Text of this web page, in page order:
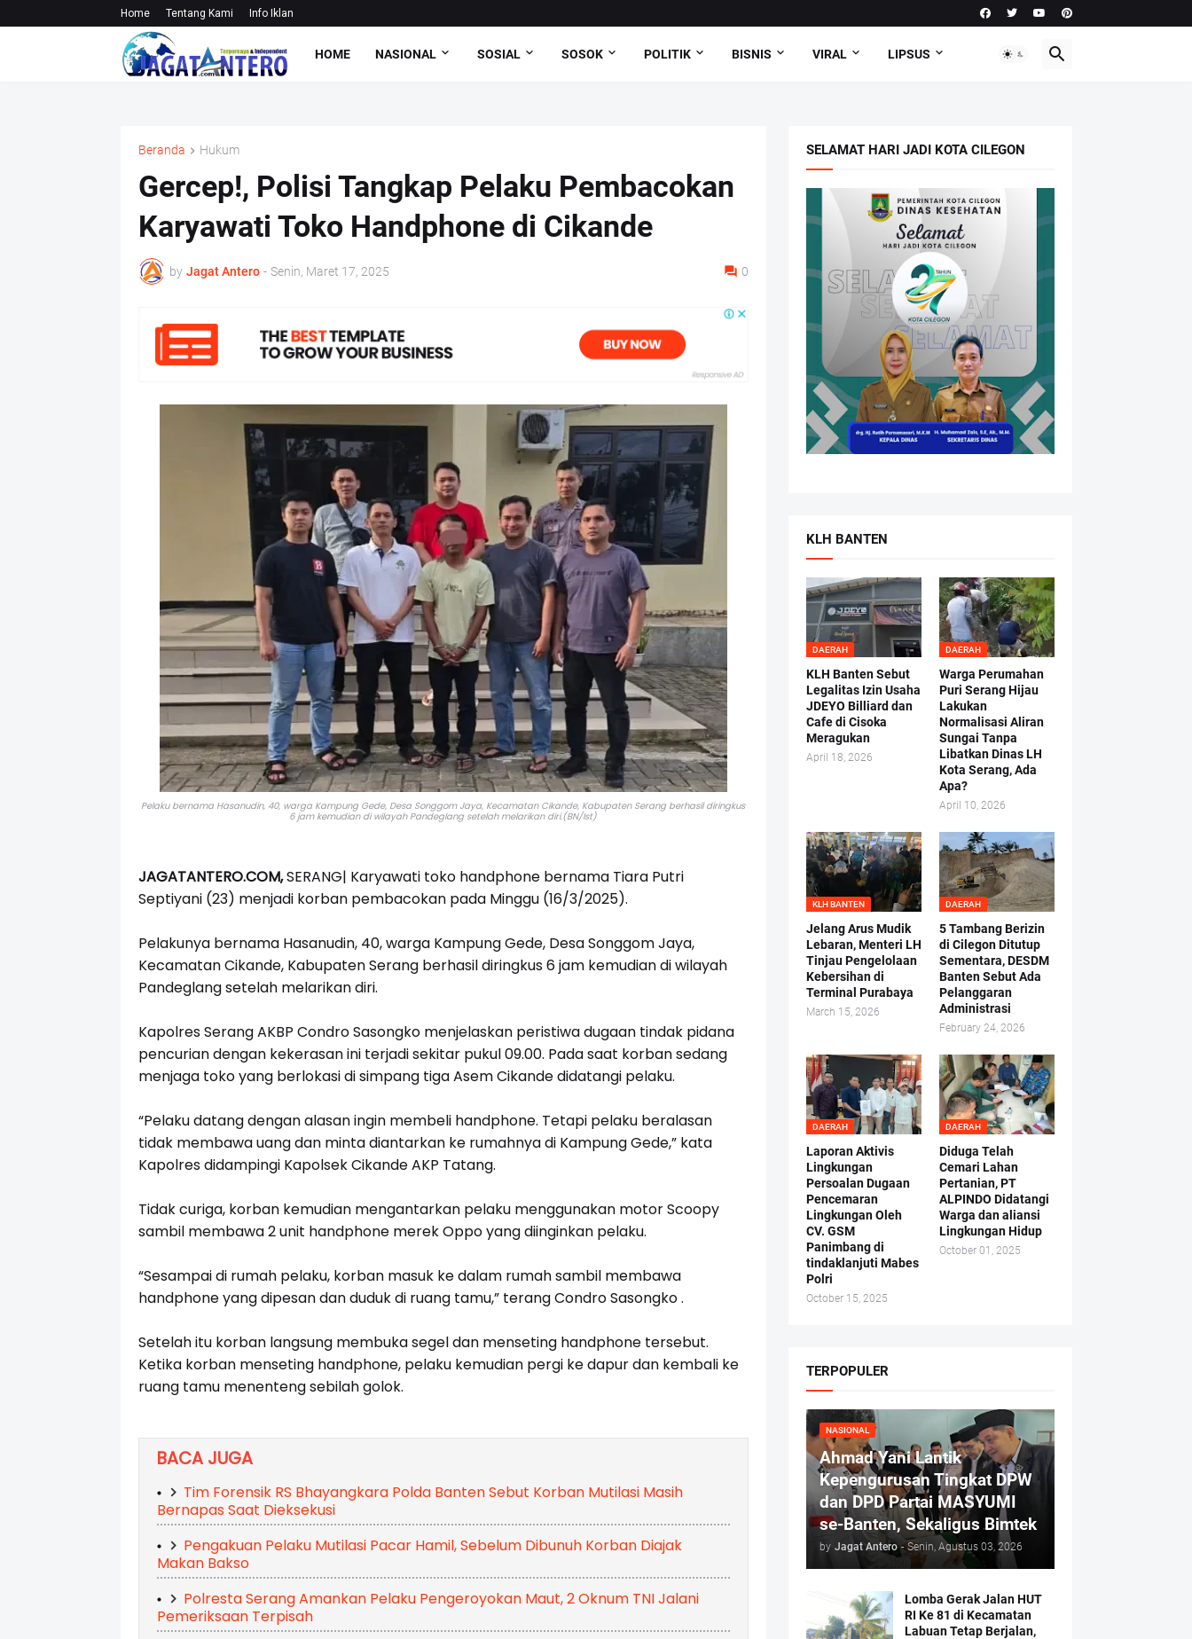
Home Tentang Kami Info Iklan
HOME NASIONAL SOSIAL SOSOK POLITIK BISNIS VIRAL LIPSUS
Beranda Hukum
Gercep!, Polisi Tangkap Pelaku Pembacokan
Karyawati Toko Handphone di Cikande
by Jagat Antero - Senin, Maret 17, 2025 0
Pelaku bernama Hasanudin, 40, warga Kampung Gede, Desa Songgom Jaya, Kecamatan Cikande, Kabupaten Serang berhasil diringkus
6 jam kemudian di wilayah Pandeglang setelah melarikan diri.(BN/Ist)
JAGATANTERO.COM,SERANG| Karyawati toko handphone bernama Tiara Putri
Septiyani (23) menjadi korban pembacokan pada Minggu (16/3/2025).
Pelakunya bernama Hasanudin, 40, warga Kampung Gede, Desa Songgom Jaya,
Kecamatan Cikande, Kabupaten Serang berhasil diringkus 6 jam kemudian di wilayah
Pandeglang setelah melarikan diri.
Kapolres Serang AKBP Condro Sasongko menjelaskan peristiwa dugaan tindak pidana
pencurian dengan kekerasan ini terjadi sekitar pukul 09.00. Pada saat korban sedang
menjaga toko yang berlokasi di simpang tiga Asem Cikande didatangi pelaku.
“Pelaku datang dengan alasan ingin membeli handphone. Tetapi pelaku beralasan
tidak membawa uang dan minta diantarkan ke rumahnya di Kampung Gede,” kata
Kapolres didampingi Kapolsek Cikande AKP Tatang.
Tidak curiga, korban kemudian mengantarkan pelaku menggunakan motor Scoopy
sambil membawa 2 unit handphone merek Oppo yang diinginkan pelaku.
“Sesampai di rumah pelaku, korban masuk ke dalam rumah sambil membawa
handphone yang dipesan dan duduk di ruang tamu,” terang Condro Sasongko .
Setelah itu korban langsung membuka segel dan menseting handphone tersebut.
Ketika korban menseting handphone, pelaku kemudian pergi ke dapur dan kembali ke
ruang tamu menenteng sebilah golok.
BACA JUGA
Tim Forensik RS Bhayangkara Polda Banten Sebut Korban Mutilasi Masih
Bernapas Saat Dieksekusi
Pengakuan Pelaku Mutilasi Pacar Hamil, Sebelum Dibunuh Korban Diajak
Makan Bakso
Polresta Serang Amankan Pelaku Pengeroyokan Maut, 2 Oknum TNI Jalani
Pemeriksaan Terpisah
SELAMAT HARI JADI KOTA CILEGON
KLH BANTEN
DAERAH
KLH Banten Sebut
Legalitas Izin Usaha
JDEYO Billiard dan
Cafe di Cisoka
Meragukan
April 18, 2026
DAERAH
Warga Perumahan
Puri Serang Hijau
Lakukan
Normalisasi Aliran
Sungai Tanpa
Libatkan Dinas LH
Kota Serang, Ada
Apa?
April 10, 2026
KLH BANTEN
Jelang Arus Mudik
Lebaran, Menteri LH
Tinjau Pengelolaan
Kebersihan di
Terminal Purabaya
March 15, 2026
DAERAH
5 Tambang Berizin
di Cilegon Ditutup
Sementara, DESDM
Banten Sebut Ada
Pelanggaran
Administrasi
February 24, 2026
DAERAH
Laporan Aktivis
Lingkungan
Persoalan Dugaan
Pencemaran
Lingkungan Oleh
CV. GSM
Panimbang di
tindaklanjuti Mabes
Polri
October 15, 2025
DAERAH
Diduga Telah
Cemari Lahan
Pertanian, PT
ALPINDO Didatangi
Warga dan aliansi
Lingkungan Hidup
October 01, 2025
TERPOPULER
NASIONAL
Ahmad Yani Lantik
Kepengurusan Tingkat DPW
dan DPD Partai MASYUMI
se-Banten, Sekaligus Bimtek
by Jagat Antero - Senin, Agustus 03, 2026
Lomba Gerak Jalan HUT
RI Ke 81 di Kecamatan
Labuan Tetap Berjalan,